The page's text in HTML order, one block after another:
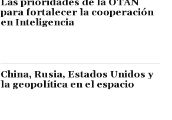
para fortalecer la cooperación
en Inteligencia
China, Rusia, Estados Unidos y
la geopolítica en el espacio